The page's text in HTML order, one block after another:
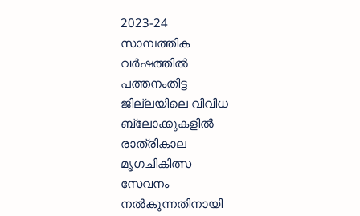
2023-24
സാമ്പത്തിക
വര്‍ഷത്തില്‍
പത്തനംതിട്ട
ജില്ലയിലെ വിവിധ
ബ്ലോക്കുകളില്‍
രാത്രികാല
മൃഗചികിത്സ
സേവനം
നല്‍കുന്നതിനായി